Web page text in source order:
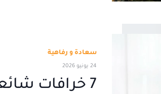
سعادة و رفاهية
24 يونيو 2026
7 خرافات